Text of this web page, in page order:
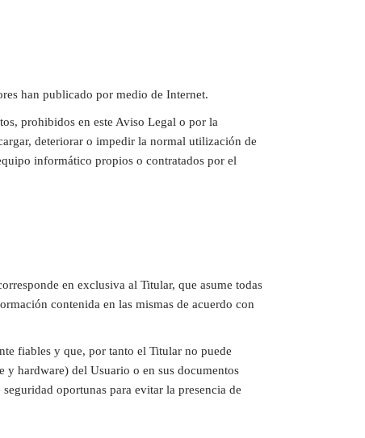
han publicado por medio de Internet.
prohibidos en este Aviso Legal o por la
deteriorar o impedir la normal utilización de
informático propios o contratados por el
en exclusiva al Titular, que asume todas
contenida en las mismas de acuerdo con
fiables y que, por tanto el Titular no puede
y hardware) del Usuario o en sus documentos
oportunas para evitar la presencia de